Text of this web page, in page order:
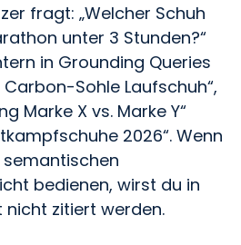
fragt: „Welcher Schuh
unter 3 Stunden?“
in Grounding Queries
Sohle Laufschuh“,
Marke X vs. Marke Y“
2026“. Wenn
bedienen, wirst du in
zitiert werden.